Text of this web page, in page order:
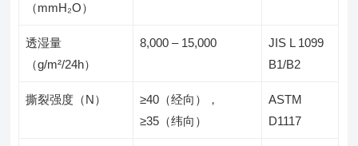
（mmH₂O）
透湿量
（g/m²/24h）
8,000 – 15,000
JIS L 1099
B1/B2
撕裂强度（N）
≥40（经向），
≥35（纬向）
ASTM
D1117